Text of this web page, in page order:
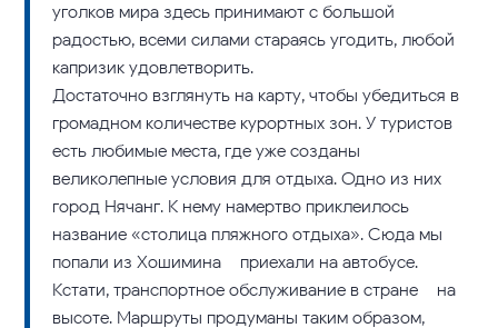
уголков мира здесь принимают с большой
радостью, всеми силами стараясь угодить, любой
капризик удовлетворить.
Достаточно взглянуть на карту, чтобы убедиться в
громадном количестве курортных зон. У туристов
есть любимые места, где уже созданы
великолепные условия для отдыха. Одно из них –
город Нячанг. К нему намертво приклеилось
название «столица пляжного отдыха». Сюда мы
попали из Хошимина – приехали на автобусе.
Кстати, транспортное обслуживание в стране – на
высоте. Маршруты продуманы таким образом,